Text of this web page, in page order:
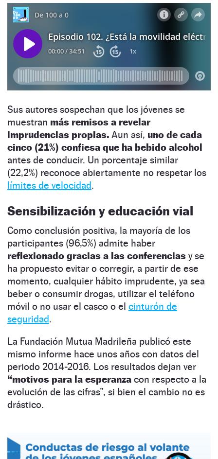
Sus autores sospechan que los jóvenes se
muestran más remisos a revelar
imprudencias propias. Aun así, uno de cada
cinco (21%) confiesa que ha bebido alcohol
antes de conducir. Un porcentaje similar
(22,2%) reconoce abiertamente no respetar los
límites de velocidad.
Sensibilización y educación vial
Como conclusión positiva, la mayoría de los
participantes (96,5%) admite haber
reflexionado gracias a las conferencias y se
ha propuesto evitar o corregir, a partir de ese
momento, cualquier hábito imprudente, ya sea
beber o consumir drogas, utilizar el teléfono
móvil o no usar el casco o el cinturón de
seguridad.
La Fundación Mutua Madrileña publicó este
mismo informe hace unos años con datos del
periodo 2014-2016. Los resultados dejan ver
“motivos para la esperanza con respecto a la
evolución de las cifras”, si bien el cambio no es
drástico.